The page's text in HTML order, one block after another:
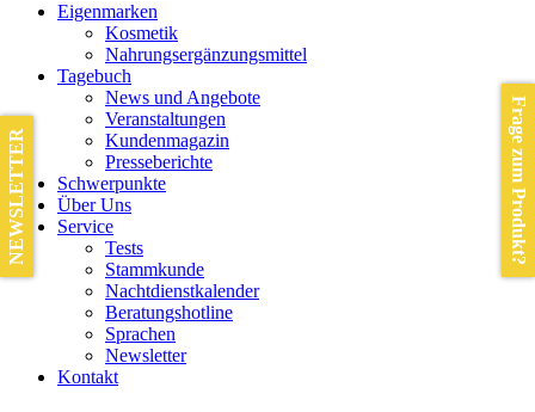
Eigenmarken
Kosmetik
Nahrungsergänzungsmittel
Tagebuch
News und Angebote
Veranstaltungen
Kundenmagazin
Presseberichte
Schwerpunkte
Über Uns
Service
Tests
Stammkunde
Nachtdienstkalender
Beratungshotline
Sprachen
Newsletter
Kontakt
Frage zum Produkt?
NEWSLETTER